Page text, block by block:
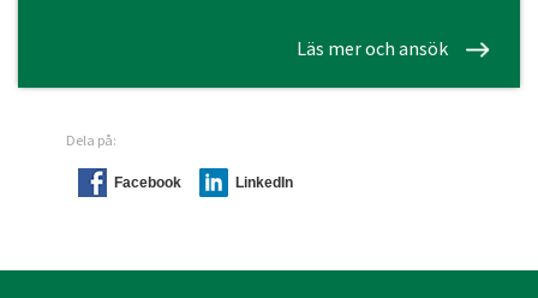
Läs mer och ansök
Dela på:
Facebook LinkedIn